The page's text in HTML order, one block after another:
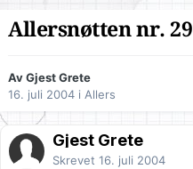
Allersnøtten nr. 29
Av Gjest Grete
16. juli 2004 i Allers
Gjest Grete
Skrevet 16. juli 2004